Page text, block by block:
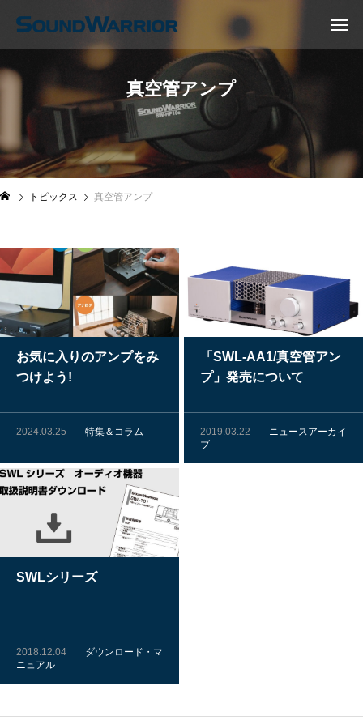
真空管アンプ
トピックス 真空管アンプ
お気に入りのアンプをみ
つけよう!
2024.03.25 特集＆コラム
「SWL-AA1/真空管アン
プ」発売について
2019.03.22
ニュースアーカイ
ブ
SWLシリーズ
2018.12.04
ダウンロード・マ
ニュアル